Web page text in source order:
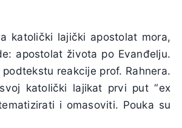
katolički lajički apostolat mora,
apostolat života po Evanđelju.
reakcije prof. Rahnera.
katolički lajikat prvi put “ex
i omasoviti. Pouka su